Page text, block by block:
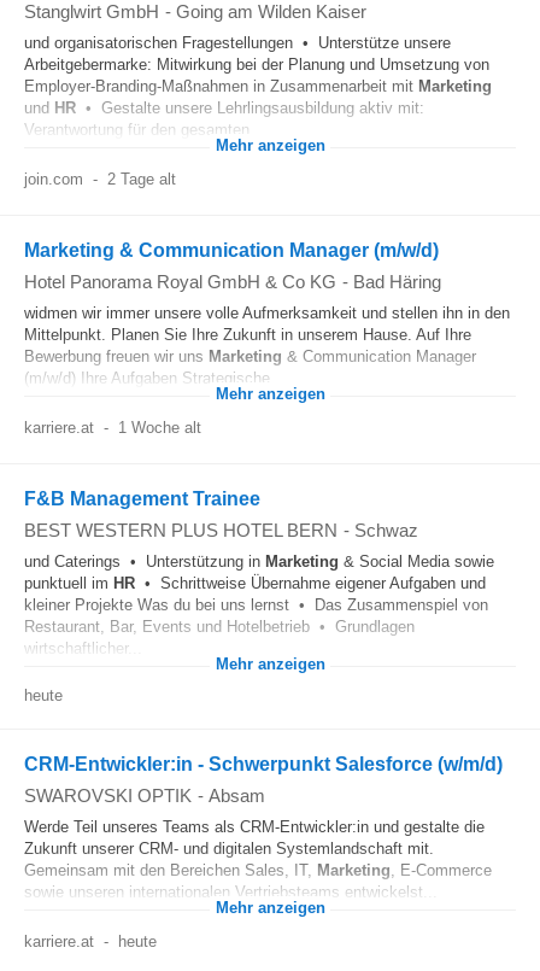
Stanglwirt GmbH - Going am Wilden Kaiser
und organisatorischen Fragestellungen • Unterstütze unsere
Arbeitgebermarke: Mitwirkung bei der Planung und Umsetzung von
Employer-Branding-Maßnahmen in Zusammenarbeit mit Marketing
und HR • Gestalte unsere Lehrlingsausbildung aktiv mit:
Verantwortung für den gesamten...
Mehr anzeigen
join.com - 2 Tage alt
Marketing & Communication Manager (m/w/d)
Hotel Panorama Royal GmbH & Co KG - Bad Häring
widmen wir immer unsere volle Aufmerksamkeit und stellen ihn in den
Mittelpunkt. Planen Sie Ihre Zukunft in unserem Hause. Auf Ihre
Bewerbung freuen wir uns Marketing & Communication Manager
(m/w/d) Ihre Aufgaben Strategische...
Mehr anzeigen
karriere.at - 1 Woche alt
F&B Management Trainee
BEST WESTERN PLUS HOTEL BERN - Schwaz
und Caterings • Unterstützung in Marketing & Social Media sowie
punktuell im HR • Schrittweise Übernahme eigener Aufgaben und
kleiner Projekte Was du bei uns lernst • Das Zusammenspiel von
Restaurant, Bar, Events und Hotelbetrieb • Grundlagen
wirtschaftlicher...
Mehr anzeigen
heute
CRM-Entwickler:in - Schwerpunkt Salesforce (w/m/d)
SWAROVSKI OPTIK - Absam
Werde Teil unseres Teams als CRM-Entwickler:in und gestalte die
Zukunft unserer CRM- und digitalen Systemlandschaft mit.
Gemeinsam mit den Bereichen Sales, IT, Marketing, E-Commerce
sowie unseren internationalen Vertriebsteams entwickelst...
Mehr anzeigen
karriere.at - heute